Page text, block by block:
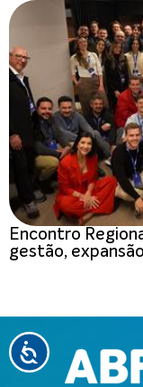
Encontro
gestão,